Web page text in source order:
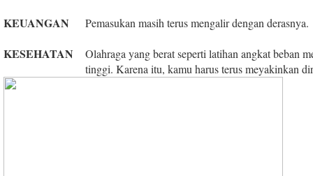
KEUANGAN Pemasukan masih terus mengalir dengan derasnya.
KESEHATAN
Olahraga yang berat seperti latihan angkat beban
tinggi. Karena itu, kamu harus terus meyakinkan